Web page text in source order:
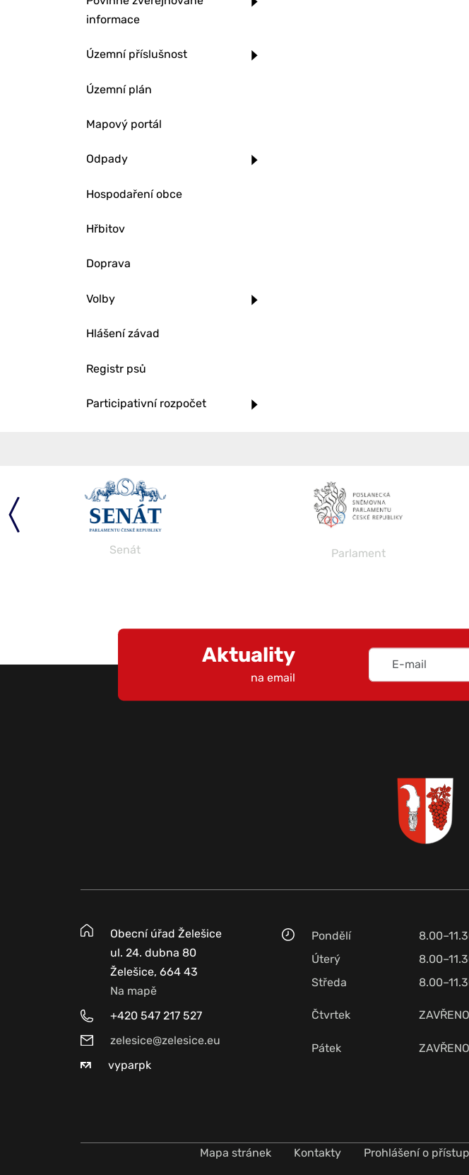
informace
Územní příslušnost
Územní plán
Mapový portál
Odpady
Hospodaření obce
Hřbitov
Doprava
Volby
Hlášení závad
Registr psů
Participativní rozpočet
Senát Parlament
Aktuality
na email
Obecní úřad Želešice
ul. 24. dubna 80
Želešice, 664 43
Na mapě
+420 547 217 527
zelesice@zelesice.eu
vyparpk
Pondělí
Úterý
Středa
Čtvrtek ZAVŘENO
Pátek
ZAVŘENO
Mapa stránek Kontakty Prohlášení o